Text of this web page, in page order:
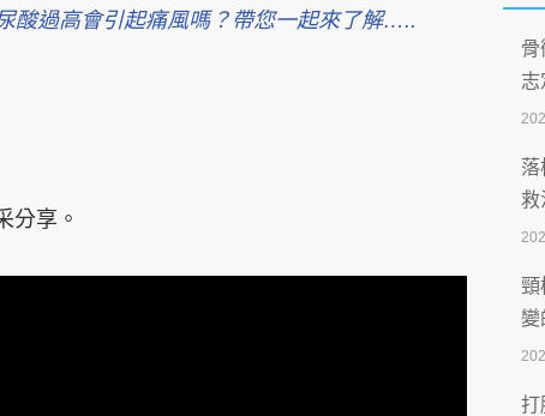
酸過高會引起痛風嗎？帶您一起來了解…..
分享。
轉
體
率
深
醫
【
骨
志
落
救
頸
變
打